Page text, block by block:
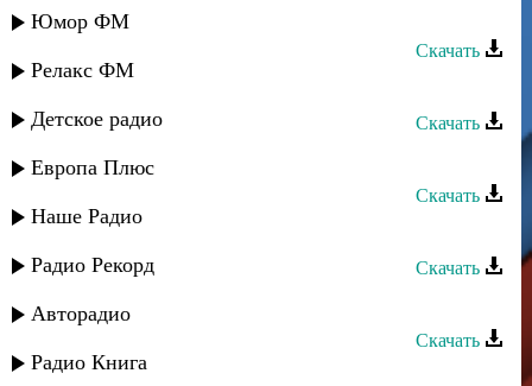
Юмор ФМ
Релакс ФМ
Детское радио
Европа Плюс
Наше Радио
Радио Рекорд
Авторадио
Радио Книга
Талисман - Бухтияр
Скачать
Скачать
Талисман - Бахтсуз хана
Скачать
Талисман - Атана яр
Скачать
Скачать
Талисман - Аллах Аллах